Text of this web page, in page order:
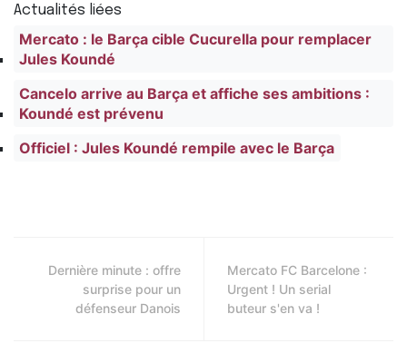
Actualités liées
Mercato : le Barça cible Cucurella pour remplacer
Jules Koundé
Cancelo arrive au Barça et affiche ses ambitions :
Koundé est prévenu
Officiel : Jules Koundé rempile avec le Barça
Dernière minute : offre
surprise pour un
défenseur Danois
Mercato FC Barcelone :
Urgent ! Un serial
buteur s'en va !